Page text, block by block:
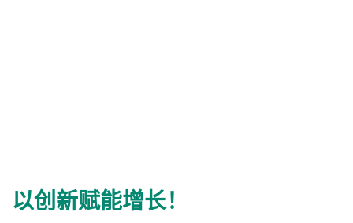
以创新赋能增长！